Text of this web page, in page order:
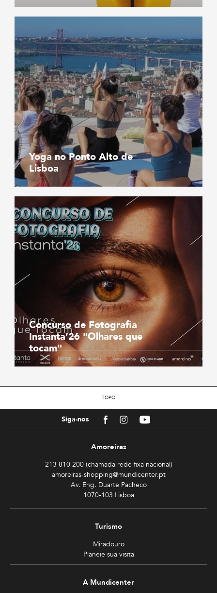
Yoga no Ponto Alto de
Lisboa
Concurso de Fotografia
Instanta’26 "Olhares que
tocam"
TOPO
Siga-nos FacebookInstagramYoutube
Amoreiras
213 810 200 (chamada rede fixa nacional)
amoreiras-shopping@mundicenter.pt
Av. Eng. Duarte Pacheco
1070-103 Lisboa
Turismo
Miradouro
Planeie sua visita
A Mundicenter